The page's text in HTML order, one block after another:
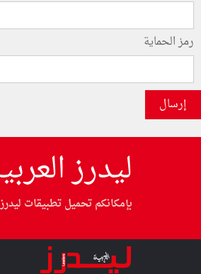
رمز الحماية
إرسال
ليدرز
بإمكانكم تحميل تطبيقات